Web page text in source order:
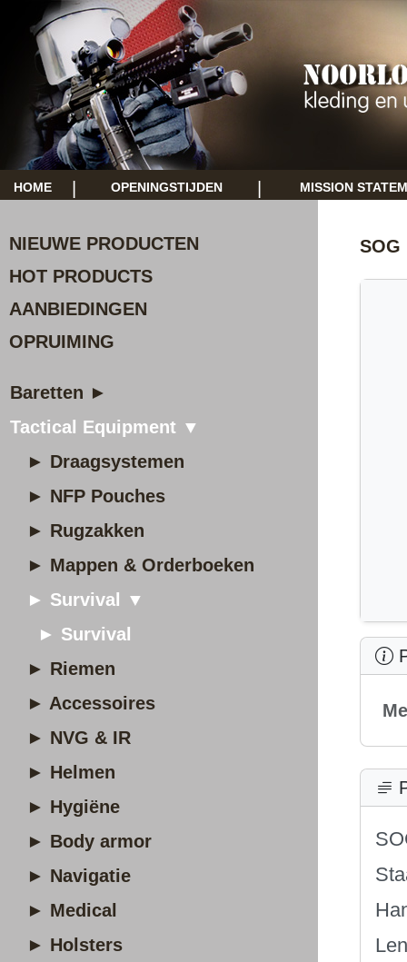
HOME OPENINGSTIJDEN MISSION
NIEUWE PRODUCTEN
HOT PRODUCTS
AANBIEDINGEN
OPRUIMING
Baretten ►
Tactical Equipment ▼
► Draagsystemen
► NFP Pouches
► Rugzakken
► Mappen & Orderboeken
► Survival ▼
► Survival
► Riemen
► Accessoires
► NVG & IR
► Helmen
► Hygiëne
► Body armor
► Navigatie
► Medical
► Holsters
SOG